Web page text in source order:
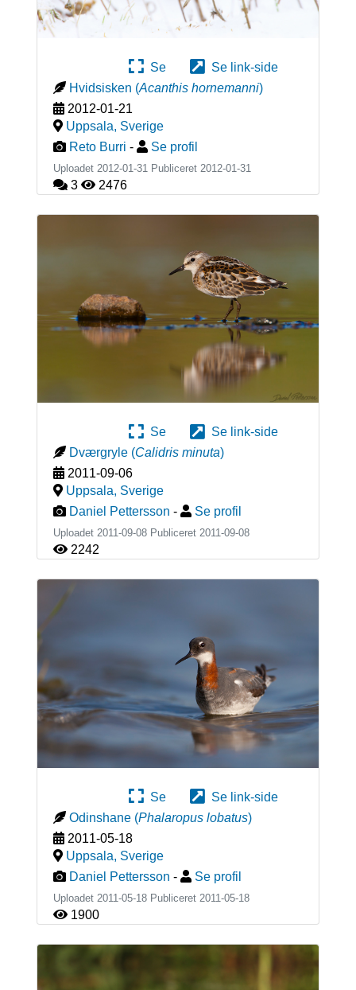
Se
Se link-side
Hvidsisken (Acanthis hornemanni)
2012-01-21
Uppsala, Sverige
Reto Burri - Se profil
Uploadet 2012-01-31 Publiceret 2012-01-31
3 2476
Se
Se link-side
Dværgryle (Calidris minuta)
2011-09-06
Uppsala, Sverige
Daniel Pettersson - Se profil
Uploadet 2011-09-08 Publiceret 2011-09-08
2242
Se
Se link-side
Odinshane (Phalaropus lobatus)
2011-05-18
Uppsala, Sverige
Daniel Pettersson - Se profil
Uploadet 2011-05-18 Publiceret 2011-05-18
1900